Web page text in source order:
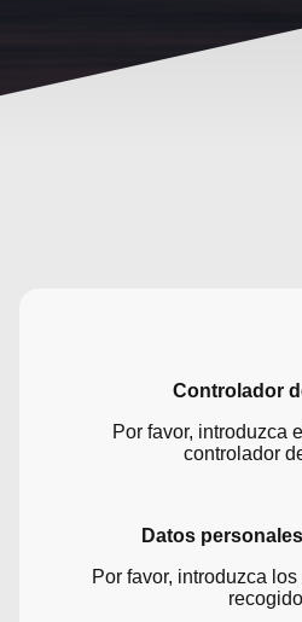
Controlador
Por favor, introduzca
controlador
Datos
Por favor, introduzca